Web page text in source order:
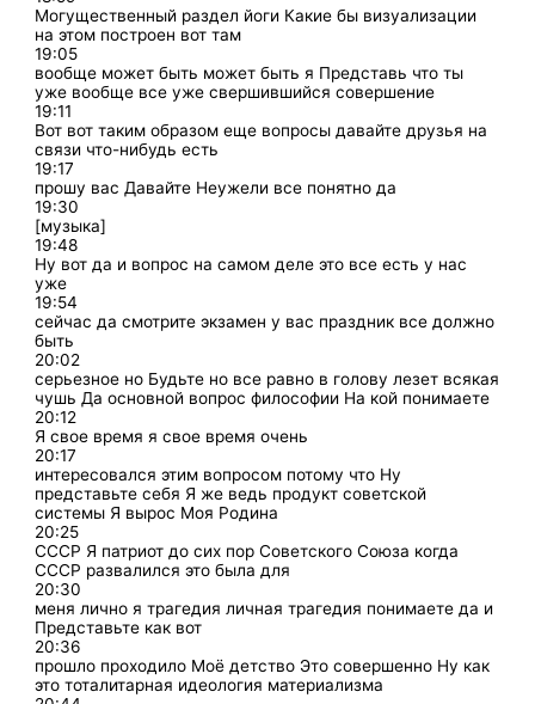
Могущественный раздел йоги Какие бы визуализации
на этом построен вот там
19:05
вообще может быть может быть я Представь что ты
уже вообще все уже свершившийся совершение
19:11
Вот вот таким образом еще вопросы давайте друзья на
связи что-нибудь есть
19:17
прошу вас Давайте Неужели все понятно да
19:30
[музыка]
19:48
Ну вот да и вопрос на самом деле это все есть у нас
уже
19:54
сейчас да смотрите экзамен у вас праздник все должно
быть
20:02
серьезное но Будьте но все равно в голову лезет всякая
чушь Да основной вопрос философии На кой понимаете
20:12
Я свое время я свое время очень
20:17
интересовался этим вопросом потому что Ну
представьте себя Я же ведь продукт советской
системы Я вырос Моя Родина
20:25
СССР Я патриот до сих пор Советского Союза когда
СССР развалился это была для
20:30
меня лично я трагедия личная трагедия понимаете да и
Представьте как вот
20:36
прошло проходило Моё детство Это совершенно Ну как
это тоталитарная идеология материализма